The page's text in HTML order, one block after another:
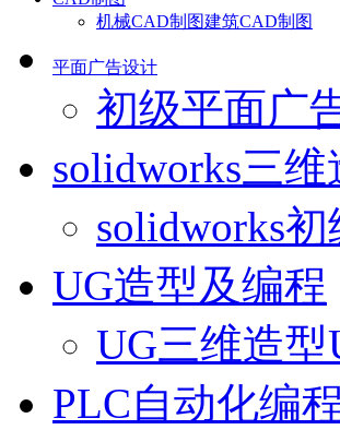
机械CAD制图建筑CAD制图
平面广告设计
初级平面广
solidworks三
solidworks初
UG造型及编程
UG三维造型
PLC自动化编程